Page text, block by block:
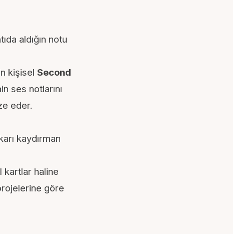
aldığın notu
kişisel Second
ses notlarını
eder.
kaydırman
kartlar haline
göre